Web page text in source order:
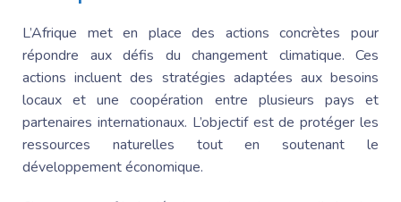
L’Afrique met en place des actions concrètes pour
répondre aux défis du changement climatique. Ces
actions incluent des stratégies adaptées aux besoins
locaux et une coopération entre plusieurs pays et
partenaires internationaux. L’objectif est de protéger les
ressources naturelles tout en soutenant le
développement économique.